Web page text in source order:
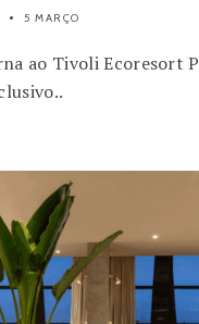
5 MARÇO
ao Tivoli Ecoresort